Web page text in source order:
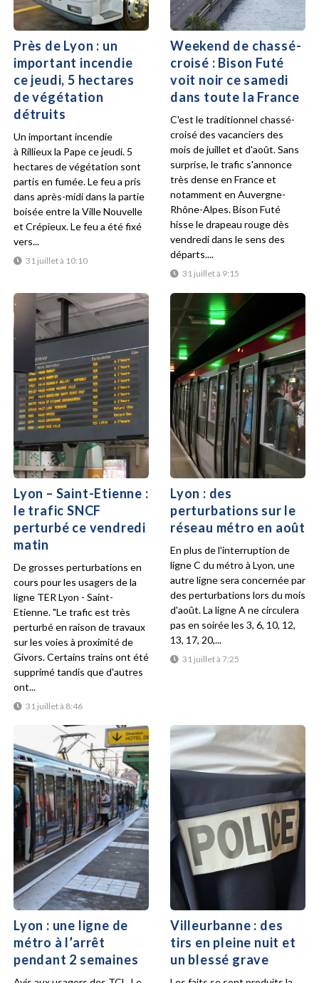
Près de Lyon : un
important incendie
ce jeudi, 5 hectares
de végétation
détruits
31 juillet à 10:10
Un important incendie
à Rillieux la Pape ce jeudi. 5
hectares de végétation sont
partis en fumée. Le feu a pris
dans après-midi dans la partie
boisée entre la Ville Nouvelle
et Crépieux. Le feu a été fixé
vers...
Weekend de chassé-
croisé : Bison Futé
voit noir ce samedi
dans toute la France
31 juillet à 9:15
C'est le traditionnel chassé-
croisé des vacanciers des
mois de juillet et d'août. Sans
surprise, le trafic s'annonce
très dense en France et
notamment en Auvergne-
Rhône-Alpes. Bison Futé
hisse le drapeau rouge dès
vendredi dans le sens des
départs....
Lyon – Saint-Etienne :
le trafic SNCF
perturbé ce vendredi
matin
31 juillet à 8:46
De grosses perturbations en
cours pour les usagers de la
ligne TER Lyon - Saint-
Etienne. "Le trafic est très
perturbé en raison de travaux
sur les voies à proximité de
Givors. Certains trains ont été
supprimé tandis que d'autres
ont...
Lyon : des
perturbations sur le
réseau métro en août
31 juillet à 7:25
En plus de l'interruption de
ligne C du métro à Lyon, une
autre ligne sera concernée par
des perturbations lors du mois
d'août. La ligne A ne circulera
pas en soirée les 3, 6, 10, 12,
13, 17, 20,...
Lyon : une ligne de
métro à l’arrêt
pendant 2 semaines
Villeurbanne : des
tirs en pleine nuit et
un blessé grave